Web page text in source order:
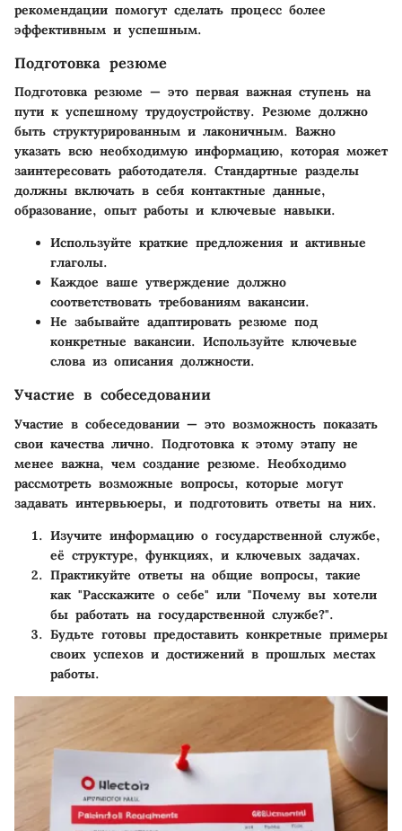
рекомендации помогут сделать процесс более
эффективным и успешным.
Подготовка резюме
Подготовка резюме — это первая важная ступень на
пути к успешному трудоустройству. Резюме должно
быть структурированным и лаконичным. Важно
указать всю необходимую информацию, которая может
заинтересовать работодателя. Стандартные разделы
должны включать в себя контактные данные,
образование, опыт работы и ключевые навыки.
Используйте краткие предложения и активные
глаголы.
Каждое ваше утверждение должно
соответствовать требованиям вакансии.
Не забывайте адаптировать резюме под
конкретные вакансии. Используйте ключевые
слова из описания должности.
Участие в собеседовании
Участие в собеседовании — это возможность показать
свои качества лично. Подготовка к этому этапу не
менее важна, чем создание резюме. Необходимо
рассмотреть возможные вопросы, которые могут
задавать интервьюеры, и подготовить ответы на них.
Изучите информацию о государственной службе,
её структуре, функциях, и ключевых задачах.
Практикуйте ответы на общие вопросы, такие
как "Расскажите о себе" или "Почему вы хотели
бы работать на государственной службе?".
Будьте готовы предоставить конкретные примеры
своих успехов и достижений в прошлых местах
работы.